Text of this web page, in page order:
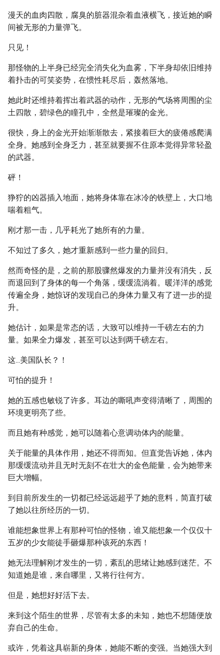
漫天的血肉四散，腐臭的脏器混杂着血液横飞，接近她的瞬
间被无形的力量弹飞。
只见！
那怪物的上半身已经完全消失化为血雾，下半身却依旧维持
着扑击的可笑姿势，在惯性耗尽后，轰然落地。
她此时还维持着挥出着武器的动作，无形的气场将周围的尘
土四散，碧绿色的瞳孔中，全然是璀璨的金光。
很快，身上的金光开始渐渐散去，紧接着巨大的疲倦感爬满
全身。她感到全身乏力，甚至就要握不住原本觉得异常轻盈
的武器。
砰！
狰狞的凶器插入地面，她将身体靠在冰冷的铁壁上，大口地
喘着粗气。
刚才那一击，几乎耗光了她所有的力量。
不知过了多久，她才重新感到一些力量的回归。
然而奇怪的是，之前的那股骤然爆发的力量并没有消失，反
而退回到了身体的每一个角落，缓缓流淌着。暖洋洋的感觉
传遍全身，她惊讶的发现自己的身体力量又有了进一步的提
升。
她估计，如果是常态的话，大致可以维持一千磅左右的力
量。如果全力爆发，甚至可以达到两千磅左右。
这...美国队长？！
可怕的提升！
她的五感也敏锐了许多。耳边的嘶吼声变得清晰了，周围的
环境更明亮了些。
而且她有种感觉，她可以随着心意调动体内的能量。
关于能量的具体作用，她还不得而知。但直觉告诉她，体内
那缓缓流动并且无时无刻不在壮大的金色能量，会为她带来
巨大增幅。
到目前所发生的一切都已经远远超乎了她的意料，简直打破
了她以往所经历的一切。
谁能想象世界上有那种可怕的怪物，谁又能想象一个仅仅十
五岁的少女能徒手砸爆那种该死的东西！
她无法理解刚才发生的一切，紊乱的思绪让她感到迷茫。不
知道她是谁，来自哪里，又将行往何方。
但是，她想好好活下去。
来到这个陌生的世界，尽管有太多的未知，她也不想随便放
弃自己的生命。
或许，凭着这具崭新的身体，她能不断的变强。当她强大到